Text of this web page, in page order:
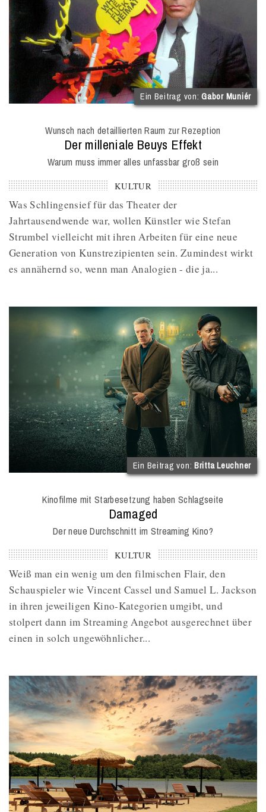
Ein Beitrag von:Gabor Muniér
Wunsch nach detaillierten Raum zur Rezeption
Der milleniale Beuys Effekt
Warum muss immer alles unfassbar groß sein
KULTUR
Was Schlingensief für das Theater der
Jahrtausendwende war, wollen Künstler wie Stefan
Strumbel vielleicht mit ihren Arbeiten für eine neue
Generation von Kunstrezipienten sein. Zumindest wirkt
es annähernd so, wenn man Analogien - die ja...
Ein Beitrag von:Britta Leuchner
Kinofilme mit Starbesetzung haben Schlagseite
:
Damaged
Der neue Durchschnitt im Streaming Kino?
KULTUR
Weiß man ein wenig um den filmischen Flair, den
Schauspieler wie Vincent Cassel und Samuel L. Jackson
in ihren jeweiligen Kino-Kategorien umgibt, und
stolpert dann im Streaming Angebot ausgerechnet über
einen in solch ungewöhnlicher...